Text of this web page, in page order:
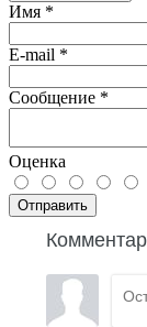
Имя *
E-mail *
Сообщение *
Оценка
Отправить